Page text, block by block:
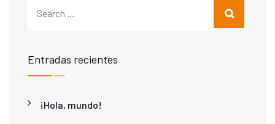
Entradas recientes
¡Hola, mundo!